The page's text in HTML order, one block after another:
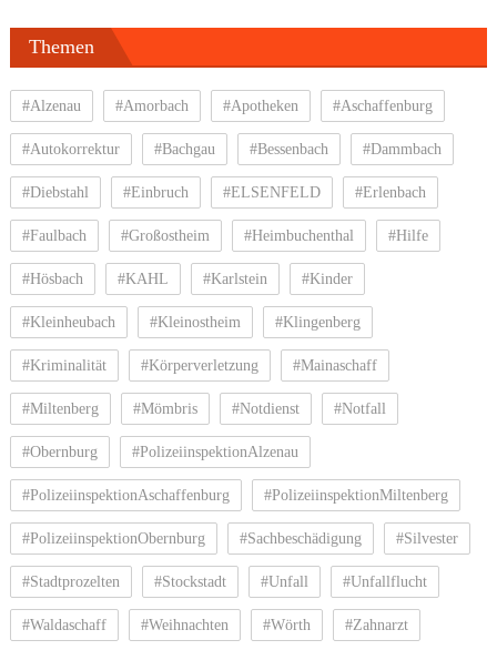
Themen
#Alzenau #Amorbach #Apotheken #Aschaffenburg
#Autokorrektur #Bachgau #Bessenbach #Dammbach
#Diebstahl #Einbruch #ELSENFELD #Erlenbach
#Faulbach #Großostheim #Heimbuchenthal #Hilfe
#Hösbach #KAHL #Karlstein #Kinder
#Kleinheubach #Kleinostheim #Klingenberg
#Kriminalität #Körperverletzung #Mainaschaff
#Miltenberg #Mömbris #Notdienst #Notfall
#Obernburg #PolizeiinspektionAlzenau
#PolizeiinspektionAschaffenburg #PolizeiinspektionMiltenberg
#PolizeiinspektionObernburg #Sachbeschädigung #Silvester
#Stadtprozelten #Stockstadt #Unfall #Unfallflucht
#Waldaschaff #Weihnachten #Wörth #Zahnarzt